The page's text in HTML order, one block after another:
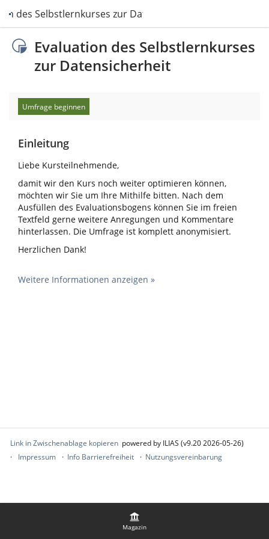
des Selbstlernkurses zur Datensicherheit
Magazin
Evaluation des Selbstlernkurses
zur Datensicherheit
Umfrage beginnen
Einleitung
Liebe Kursteilnehmende,
damit wir den Kurs noch weiter optimieren können,
möchten wir Sie um Ihre Mithilfe bitten. Nach dem
Ausfüllen des Evaluationsbogens können Sie im freien
Textfeld gerne weitere Anregungen und Kommentare
hinterlassen. Die Umfrage ist komplett anonymisiert.
Herzlichen Dank!
Weitere Informationen anzeigen »
Link in Zwischenablage kopieren powered by ILIAS (v9.20 2026-05-26)
Impressum
Info Barrierefreiheit Nutzungsvereinbarung